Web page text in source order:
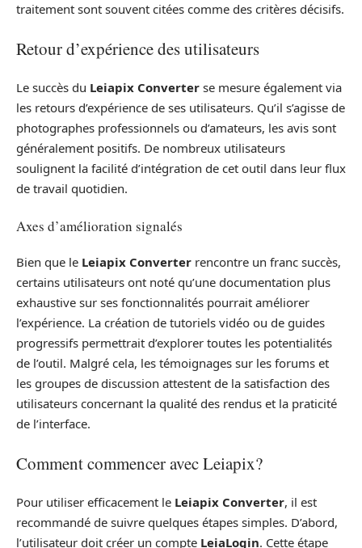
traitement sont souvent citées comme des critères décisifs.
Retour d’expérience des utilisateurs
Le succès du Leiapix Converter se mesure également via
les retours d’expérience de ses utilisateurs. Qu’il s’agisse de
photographes professionnels ou d’amateurs, les avis sont
généralement positifs. De nombreux utilisateurs
soulignent la facilité d’intégration de cet outil dans leur flux
de travail quotidien.
Axes d’amélioration signalés
Bien que le Leiapix Converter rencontre un franc succès,
certains utilisateurs ont noté qu’une documentation plus
exhaustive sur ses fonctionnalités pourrait améliorer
l’expérience. La création de tutoriels vidéo ou de guides
progressifs permettrait d’explorer toutes les potentialités
de l’outil. Malgré cela, les témoignages sur les forums et
les groupes de discussion attestent de la satisfaction des
utilisateurs concernant la qualité des rendus et la praticité
de l’interface.
Comment commencer avec Leiapix?
Pour utiliser efficacement le Leiapix Converter, il est
recommandé de suivre quelques étapes simples. D’abord,
l’utilisateur doit créer un compte LeiaLogin. Cette étape